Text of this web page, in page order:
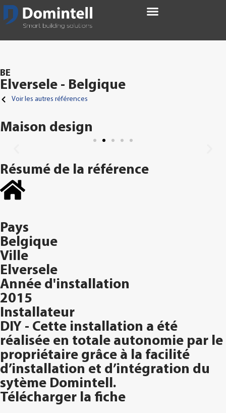
BE
Elversele - Belgique
Voir les autres références
Maison design
Résumé de la référence
Pays
Belgique
Ville
Elversele
Année d'installation
2015
Installateur
DIY - Cette installation a été
réalisée en totale autonomie par le
propriétaire grâce à la facilité
d’installation et d’intégration du
sytème Domintell.
Télécharger la fiche